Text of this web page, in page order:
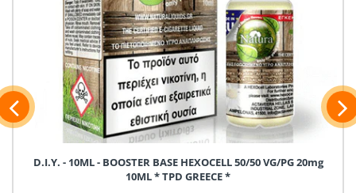
D.I.Y. - 10ML - BOOSTER BASE HEXOCELL 50/50 VG/PG 20mg
10ML * TPD GREECE *